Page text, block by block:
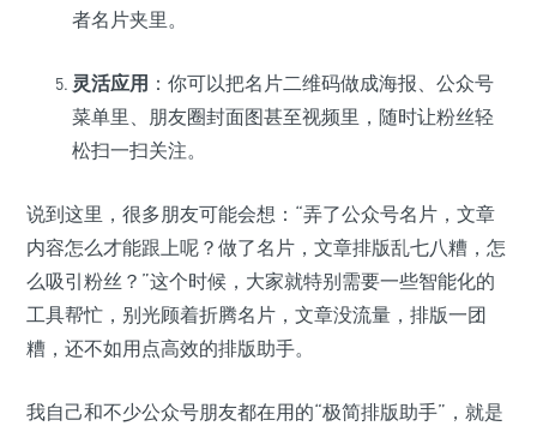
者名片夹里。
灵活应用 ：你可以把名片二维码做成海报、公众号
菜单里、朋友圈封面图甚至视频里，随时让粉丝轻
松扫一扫关注。
说到这里，很多朋友可能会想：“弄了公众号名片，文章
内容怎么才能跟上呢？做了名片，文章排版乱七八糟，怎
么吸引粉丝？”这个时候，大家就特别需要一些智能化的
工具帮忙，别光顾着折腾名片，文章没流量，排版一团
糟，还不如用点高效的排版助手。
我自己和不少公众号朋友都在用的“极简排版助手”，就是